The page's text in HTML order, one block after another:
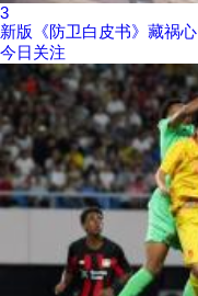
3
新版《防卫白皮书》藏祸心
今日关注